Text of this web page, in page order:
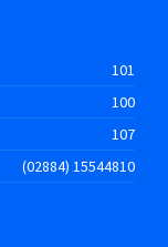
101
100
107
(02884) 15544810